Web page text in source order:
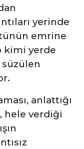
yerinde
emrine
kimi yerde
süzülen
anlattığı
hele verdiği